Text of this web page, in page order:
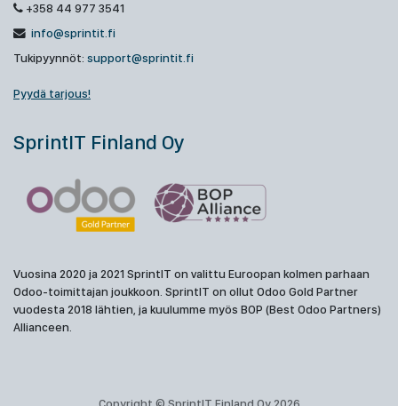
+358 44 977 3541
info@sprintit.fi
Tukipyynnöt: support@sprintit.fi
Pyydä tarjous!
SprintIT Finland Oy
Vuosina 2020 ja 2021 SprintIT on valittu Euroopan kolmen parhaan
Odoo-toimittajan joukkoon. SprintIT on ollut Odoo Gold Partner
vuodesta 2018 lähtien, ja kuulumme myös BOP (Best Odoo Partners)
Allianceen.
Copyright © SprintIT Finland Oy 2026